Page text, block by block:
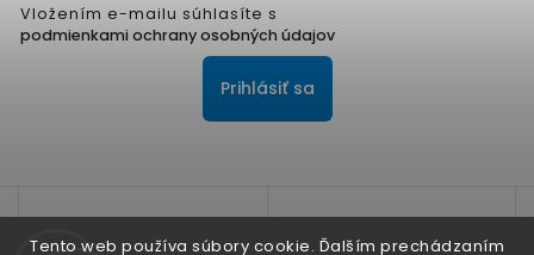
Tento web používa súbory cookie. Ďalším prechádzaním
Vložením e-mailu súhlasíte s
podmienkami ochrany osobných údajov
Prihlásiť sa